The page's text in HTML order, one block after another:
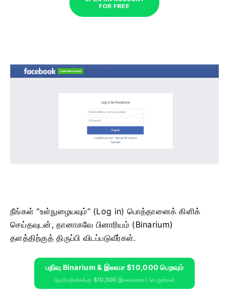
நீங்கள் “உள்நுழையவும்” (Log in) பொத்தானைக் கிளிக்
செய்தவுடன், தானாகவே பினாரியம் (Binarium)
தளத்திற்குத் திருப்பி விடப்படுவீர்கள்.
பதிவு Binarium & இலவச $10,000 பெறவும்
ஆரம்பநிலைக்கு $10,000 இலவசமாகப் பெறுங்கள்